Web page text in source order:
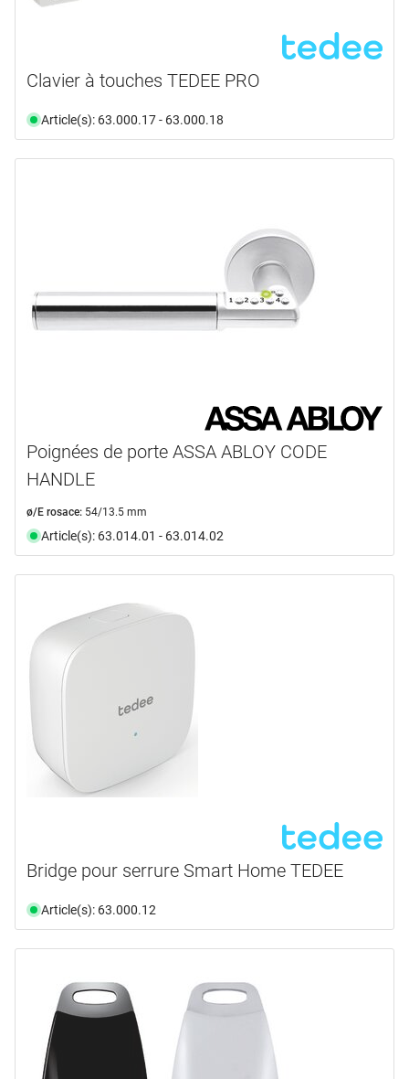
Clavier à touches TEDEE PRO
Article(s): 63.000.17 - 63.000.18
Poignées de porte ASSA ABLOY CODE
HANDLE
ø/E rosace: 54/13.5 mm
Article(s): 63.014.01 - 63.014.02
Bridge pour serrure Smart Home TEDEE
Article(s): 63.000.12